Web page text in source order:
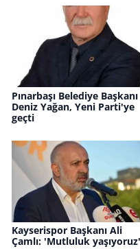
Pınarbaşı Belediye Başkanı
Deniz Yağan, Yeni Parti'ye
geçti
Kayserispor Başkanı Ali
Çamlı: 'Mutluluk yaşıyoruz'